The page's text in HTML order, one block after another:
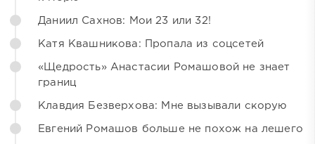
Даниил Сахнов: Мои 23 или 32!
Катя Квашникова: Пропала из соцсетей
«Щедрость» Анастасии Ромашовой не знает
границ
Клавдия Безверхова: Мне вызывали скорую
Евгений Ромашов больше не похож на лешего